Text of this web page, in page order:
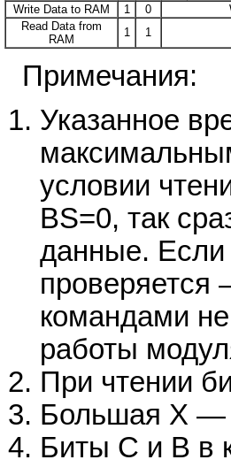
Write Data to RAM
1 0
Read Data from
RAM
1 1
Примечания:
Указанное
условии
BS=0, так
данные. Если
командами
работы
При чтении
Большая Х —
Биты C и B в